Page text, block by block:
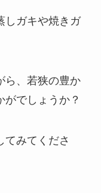
しガキや焼きガ
ら、若狭の豊か
でしょうか？
てみてくださ